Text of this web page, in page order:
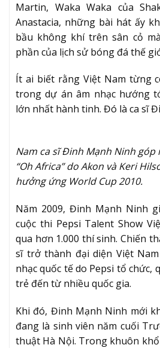
Martin, Waka Waka của
Anastacia, những bài hát ấy
bầu không khí trên sân cỏ
phần của lịch sử bóng đá thế
Ít ai biết rằng Việt Nam từng
trong dự án âm nhạc hướng
lớn nhất hành tinh. Đó là ca sĩ
Nam ca sĩ Đinh Mạnh Ninh góp
“Oh Africa” do Akon và Keri
hưởng ứng World Cup 2010.
Năm 2009, Đinh Mạnh Ninh
cuộc thi Pepsi Talent Show
qua hơn 1.000 thí sinh. Chiến
sĩ trở thành đại diện Việt
nhạc quốc tế do Pepsi tổ chức,
trẻ đến từ nhiều quốc gia.
Khi đó, Đinh Mạnh Ninh mới
đang là sinh viên năm cuối
thuật Hà Nội. Trong khuôn